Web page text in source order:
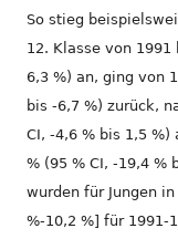
So stieg
12. Klasse von 1991
6,3 %) an, ging von
bis -6,7 %) zurück,
CI, -4,6 % bis 1,5
% (95 % CI, -19,4 %
wurden für Jungen
%-10,2 %] für 1991-